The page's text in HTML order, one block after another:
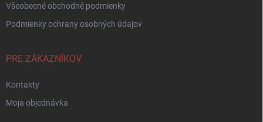
Všeobecné obchodné podmienky
Podmienky ochrany osobných údajov
PRE ZÁKAZNÍKOV
Kontakty
Moja objednávka